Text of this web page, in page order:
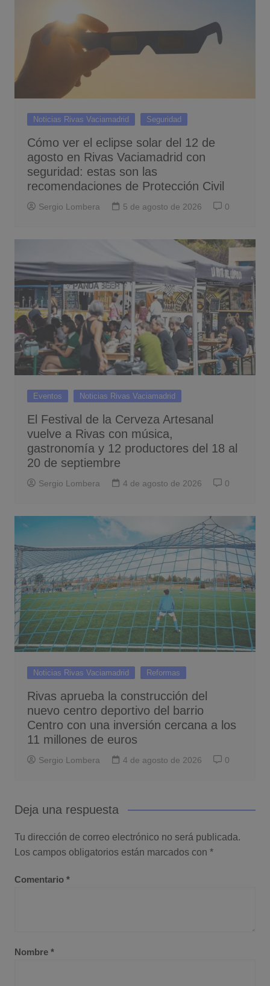
Noticias Rivas Vaciamadrid Seguridad
Cómo ver el eclipse solar del 12 de
agosto en Rivas Vaciamadrid con
seguridad: estas son las
recomendaciones de Protección Civil
Sergio Lombera 5 de agosto de 2026 0
Eventos Noticias Rivas Vaciamadrid
El Festival de la Cerveza Artesanal
vuelve a Rivas con música,
gastronomía y 12 productores del 18 al
20 de septiembre
Sergio Lombera 4 de agosto de 2026 0
Noticias Rivas Vaciamadrid Reformas
Rivas aprueba la construcción del
nuevo centro deportivo del barrio
Centro con una inversión cercana a los
11 millones de euros
Sergio Lombera 4 de agosto de 2026 0
Deja una respuesta
Tu dirección de correo electrónico no será publicada.
Los campos obligatorios están marcados con *
Comentario *
Nombre *